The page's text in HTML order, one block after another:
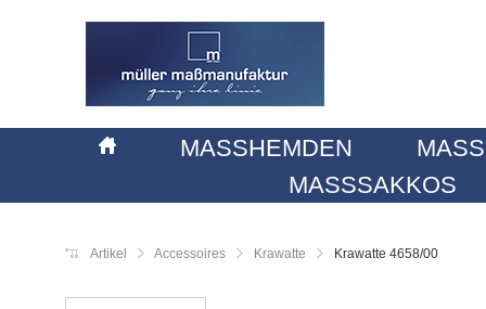
MASSHEMDEN
MASSSAKKOS
Artikel Accessoires Krawatte Krawatte 4658/00